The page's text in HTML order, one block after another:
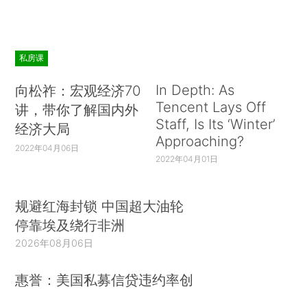
私房课
向松祚：宏观经济70
讲，带你了解国内外
经济大局
2022年04月06日
In Depth: As
Tencent Lays Off
Staff, Is Its ‘Winter’
Approaching?
2022年04月01日
规避红海封锁 中国超大油轮
停靠埃及绕行非洲
2026年08月06日
惠誉：美国私募信贷违约率创